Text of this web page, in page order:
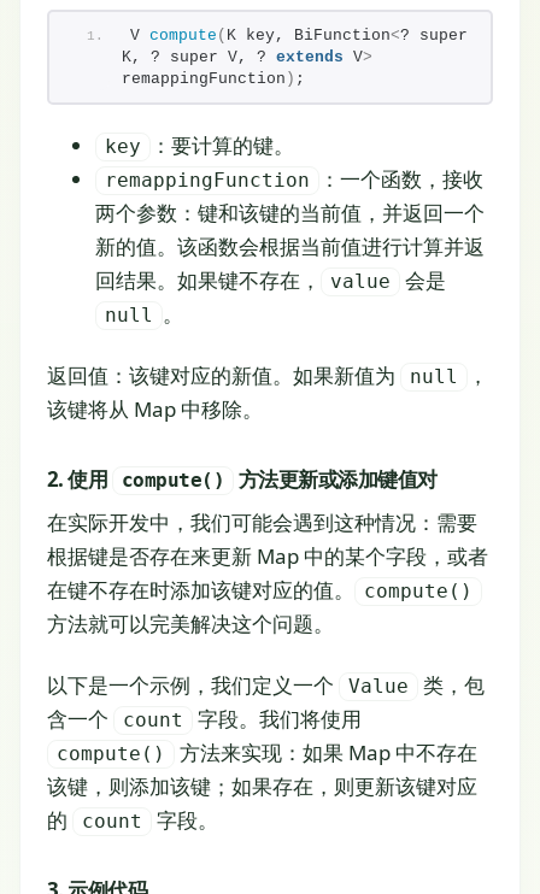
V compute ( K key, BiFunction<? super
K, ? super V, ? extends V>
remappingFunction ) ;
key ：要计算的键。
remappingFunction
：一个函数，接收
两个参数：键和该键的当前值，并返回一个
新的值。该函数会根据当前值进行计算并返
回结果。如果键不存在，
value 会是
null 。
返回值：该键对应的新值。如果新值为 null
，
该键将从 Map 中移除。
2. 使用 compute()
方法更新或添加键值对
在实际开发中，我们可能会遇到这种情况：需要
根据键是否存在来更新 Map 中的某个字段，或者
在键不存在时添加该键对应的值。
compute()
方法就可以完美解决这个问题。
以下是一个示例，我们定义一个 Value
类，包
含一个
count 字段。我们将使用
compute()
方法来实现：如果 Map 中不存在
该键，则添加该键；如果存在，则更新该键对应
的
count 字段。